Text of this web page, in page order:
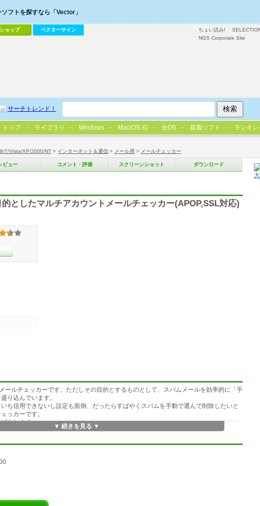
7/Vista/XP/2000/NT > インターネット＆通信 > メール用 > メールチェッカー
ビュー コメント・評価 スクリーンショット ダウンロード
としたマルチアカウントメールチェッカー(APOP,SSL対応)
ールチェッカーです。ただしその目的とするものとして、スパムメールを効率的に「手
り込んでいます。
ち信用できないし設定も面倒、だったらすばやくスパムを手動で選んで削除したいと
ッカーです。
られます。
可能
で一応動作)
ンドウで表示
ドウで表示させることができる
▼ 続きを見る ▼
ちょい読み!
NGS Corporate Site
フトを探すなら「Vector」
ョップ ベクターサイン
サーチトレンド！
トップ ライブラリ Windows Mac(OS X) 全OS 新着ソフト ランキン